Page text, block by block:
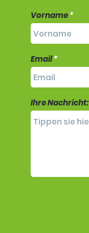
Vorname
Email
Ihre Nachricht: